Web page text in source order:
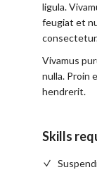
ligula.
feugiat et
Vivamus
nulla. Proin
hendrerit.
Skills